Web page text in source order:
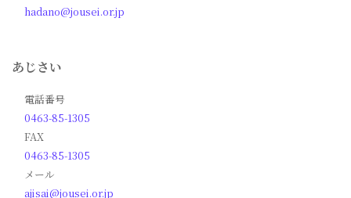
hadano@jousei.or.jp
あじさい
電話番号
0463-85-1305
FAX
0463-85-1305
メール
ajisai@jousei.or.jp